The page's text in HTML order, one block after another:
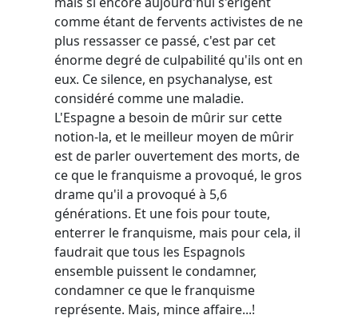
comme étant de fervents activistes de ne
plus ressasser ce passé, c'est par cet
énorme degré de culpabilité qu'ils ont en
eux. Ce silence, en psychanalyse, est
considéré comme une maladie.
L'Espagne a besoin de mûrir sur cette
notion-la, et le meilleur moyen de mûrir
est de parler ouvertement des morts, de
ce que le franquisme a provoqué, le gros
drame qu'il a provoqué à 5,6
générations. Et une fois pour toute,
enterrer le franquisme, mais pour cela, il
faudrait que tous les Espagnols
ensemble puissent le condamner,
condamner ce que le franquisme
représente. Mais, mince affaire...!